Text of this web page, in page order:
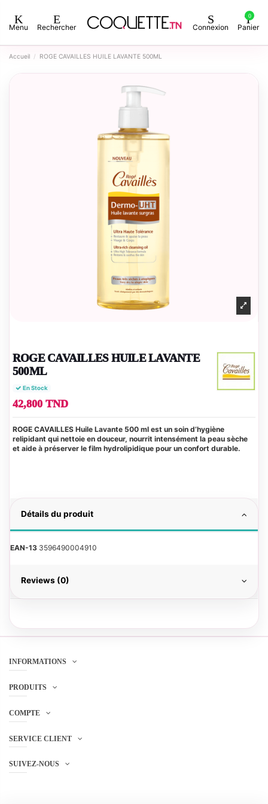
Menu Rechercher Connexion
0
Panier
Accueil ROGE CAVAILLES HUILE LAVANTE 500ML
ROGE CAVAILLES HUILE LAVANTE
500ML
En Stock
42,800 TND
ROGE CAVAILLES Huile Lavante 500 ml est un soin d’hygiène
relipidant qui nettoie en douceur, nourrit intensément la peau sèche
et aide à préserver le film hydrolipidique pour un confort durable.
Détails du produit
EAN-13 3596490004910
Reviews (0)
INFORMATIONS
PRODUITS
COMPTE
SERVICE CLIENT
SUIVEZ-NOUS